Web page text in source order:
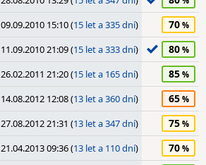
09.09.2010 15:10 (15 let a 335 dní) 70
11.09.2010 21:09 (15 let a 333 dní) 80
26.02.2011 21:20 (15 let a 165 dní) 85
14.08.2012 12:08 (13 let a 360 dní) 65
27.08.2012 21:31 (13 let a 347 dní) 75
21.04.2013 09:36 (13 let a 110 dní) 70